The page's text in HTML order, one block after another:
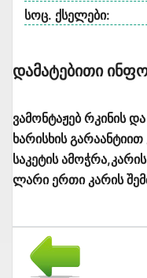
სოც. ქსელები:
Დამატებითი
ვამონტაჟებ რკინის
ხარისხის
საკეტის
ლარი ერთი კარის